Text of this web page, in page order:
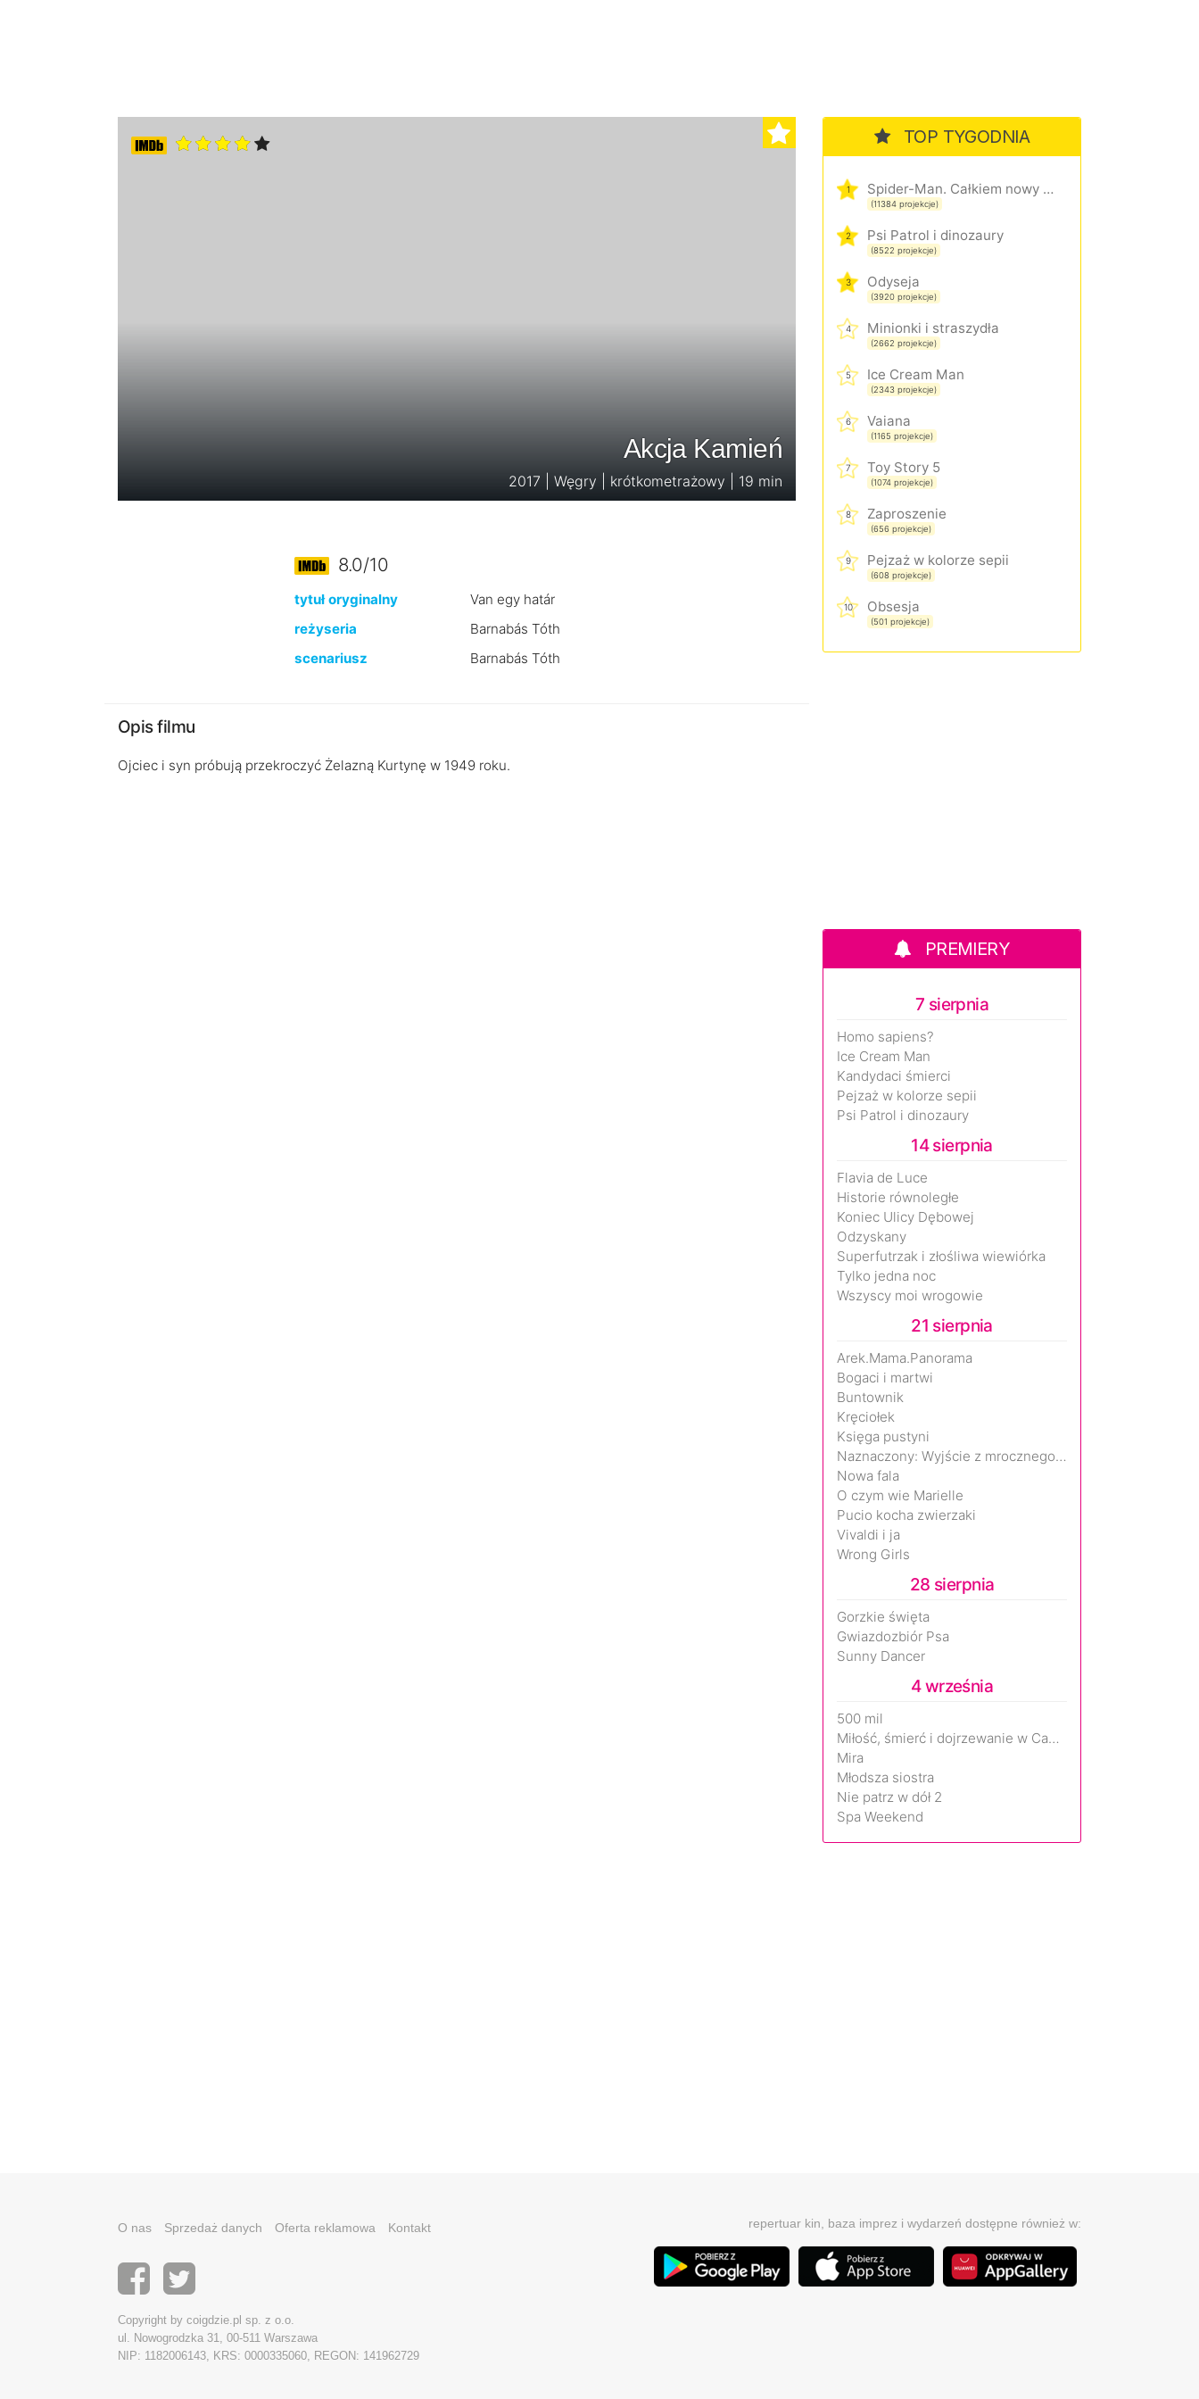
Akcja Kamień
2017 | Węgry | krótkometrażowy | 19 min
8.0/10
tytuł oryginalny
Van egy határ
reżyseria
Barnabás Tóth
scenariusz
Barnabás Tóth
Opis filmu
Ojciec i syn próbują przekroczyć Żelazną Kurtynę w 1949 roku.
TOP TYGODNIA
1 Spider-Man. Całkiem nowy dzień
(11384 projekcje)
2 Psi Patrol i dinozaury
(8522 projekcje)
3 Odyseja
(3920 projekcje)
4 Minionki i straszydła
(2662 projekcje)
5 Ice Cream Man
(2343 projekcje)
6 Vaiana
(1165 projekcje)
7 Toy Story 5
(1074 projekcje)
8 Zaproszenie
(656 projekcje)
9 Pejzaż w kolorze sepii
(608 projekcje)
10 Obsesja
(501 projekcje)
PREMIERY
7 sierpnia
Homo sapiens?
Ice Cream Man
Kandydaci śmierci
Pejzaż w kolorze sepii
Psi Patrol i dinozaury
14 sierpnia
Flavia de Luce
Historie równoległe
Koniec Ulicy Dębowej
Odzyskany
Superfutrzak i złośliwa wiewiórka
Tylko jedna noc
Wszyscy moi wrogowie
21 sierpnia
Arek.Mama.Panorama
Bogaci i martwi
Buntownik
Kręciołek
Księga pustyni
Naznaczony: Wyjście z mrocznego wymiaru
Nowa fala
O czym wie Marielle
Pucio kocha zwierzaki
Vivaldi i ja
Wrong Girls
28 sierpnia
Gorzkie święta
Gwiazdozbiór Psa
Sunny Dancer
4 września
500 mil
Miłość, śmierć i dojrzewanie w Camp Miasma
Mira
Młodsza siostra
Nie patrz w dół 2
Spa Weekend
O nas Sprzedaż danych Oferta reklamowa Kontakt
Copyright by coigdzie.pl sp. z o.o.
ul. Nowogrodzka 31, 00-511 Warszawa
NIP: 1182006143, KRS: 0000335060, REGON: 141962729
repertuar kin, baza imprez i wydarzeń dostępne również w: